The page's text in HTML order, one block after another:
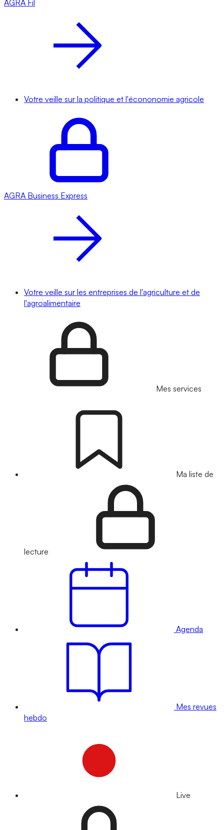
AGRA Fil
Votre veille sur la politique et l'écononomie agricole
AGRA Business Express
Votre veille sur les entreprises de l'agriculture et de
l'agroalimentaire
Mes services
Ma liste de
lecture
Agenda
Mes revues
hebdo
Live